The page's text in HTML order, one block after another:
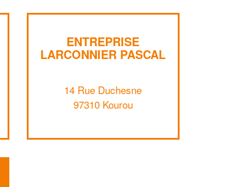
ENTREPRISE
LARCONNIER PASCAL
14 Rue Duchesne
97310 Kourou
professionnel ?